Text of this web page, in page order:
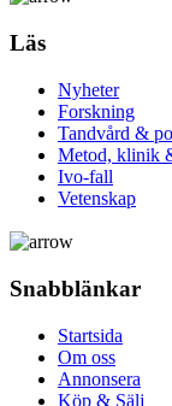
Läs
Nyheter
Forskning
Tandvård &
Metod, klinik
Ivo-fall
Vetenskap
Snabblänkar
Startsida
Om oss
Annonsera
Köp & Sälj